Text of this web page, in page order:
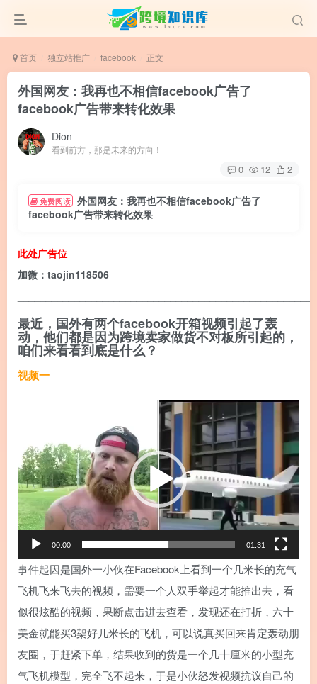
首页 独立站推广 facebook 正文
外国网友：我再也不相信facebook广告了
facebook广告带来转化效果
Dion
看到前方，那是未来的方向！
0 12 2
免费阅读 外国网友：我再也不相信facebook广告了
facebook广告带来转化效果
此处广告位
加微：taojin118506
最近，国外有两个facebook开箱视频引起了轰
动，他们都是因为跨境卖家做货不对板所引起的，
咱们来看看到底是什么？
视频一
播
放
器
00:00 01:31
事件起因是国外一小伙在Facebook上看到一个几米长的充气
飞机飞来飞去的视频，需要一个人双手举起才能推出去，看
似很炫酷的视频，果断点击进去查看，发现还在打折，六十
美金就能买3架好几米长的飞机，可以说真买回来肯定轰动朋
友圈，于赶紧下单，结果收到的货是一个几十厘米的小型充
气飞机模型，完全飞不起来，于是小伙怒发视频抗议自己的